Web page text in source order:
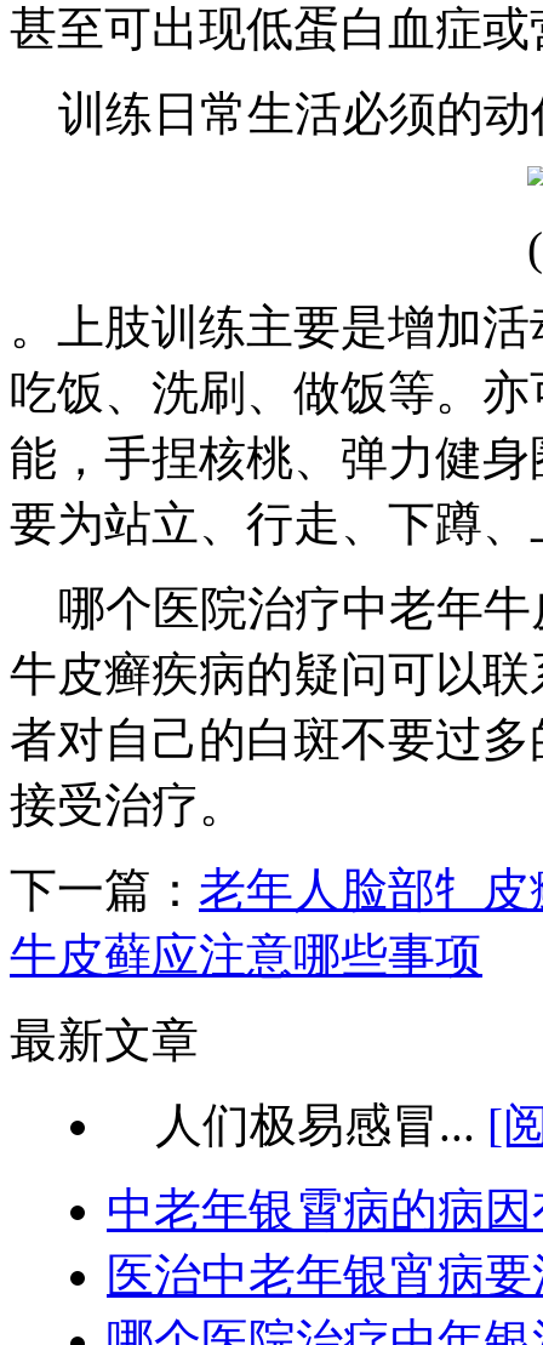
甚至可出现低蛋白血症
训练日常生活必须的动
。上肢训练主要是增加
吃饭、洗刷、做饭等。
能，手捏核桃、弹力健
要为站立、行走、下蹲
哪个医院治疗中老年牛
牛皮癣疾病的疑问可以
者对自己的白斑不要过
接受治疗。
下一篇： 老年人脸部牜
牛皮藓应注意哪些事项
最新文章
人们极易感冒... [
中老年银霄病的病
医治中老年银宵病